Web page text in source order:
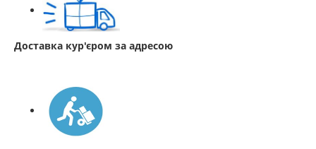
Доставка кур'єром за адресою